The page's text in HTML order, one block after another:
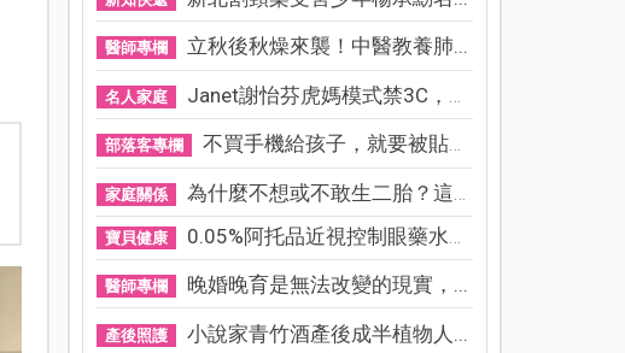
醫師專欄 立秋後秋燥來襲！中醫教養肺...
名人家庭 Janet謝怡芬虎媽模式禁3C，看...
部落客專欄 不買手機給孩子，就要被貼「...
家庭關係 為什麼不想或不敢生二胎？這8...
寶貝健康 0.05%阿托品近視控制眼藥水納...
醫師專欄 晚婚晚育是無法改變的現實，...
產後照護 小說家青竹酒產後成半植物人...